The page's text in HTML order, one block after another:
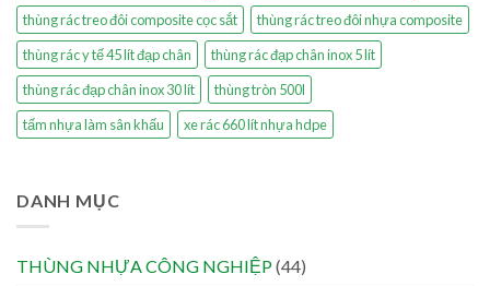
thùng rác treo đôi composite cọc sắt
thùng rác treo đôi nhựa composite
thùng rác y tế 45 lít đạp chân
thùng rác đạp chân inox 5 lít
thùng rác đạp chân inox 30 lít
thùng tròn 500l
tấm nhựa làm sân khấu
xe rác 660 lít nhựa hdpe
DANH MỤC
THÙNG NHỰA CÔNG NGHIỆP(44)